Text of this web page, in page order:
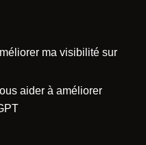
ma visibilité sur
aider à améliorer